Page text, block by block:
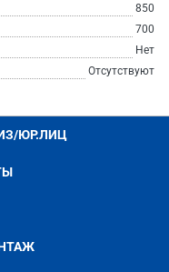
850
700
Нет
Отсутствуют
ЮР.ЛИЦ